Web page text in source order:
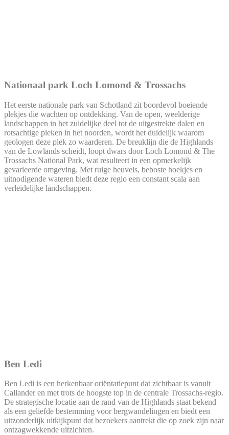
Nationaal park Loch Lomond & Trossachs
Het eerste nationale park van Schotland zit boordevol boeiende
plekjes die wachten op ontdekking. Van de open, weelderige
landschappen in het zuidelijke deel tot de uitgestrekte dalen en
rotsachtige pieken in het noorden, wordt het duidelijk waarom
geologen deze plek zo waarderen. De breuklijn die de Highlands
van de Lowlands scheidt, loopt dwars door Loch Lomond & The
Trossachs National Park, wat resulteert in een opmerkelijk
gevarieerde omgeving. Met ruige heuvels, beboste hoekjes en
uitnodigende wateren biedt deze regio een constant scala aan
verleidelijke landschappen.
Ben Ledi
Ben Ledi is een herkenbaar oriëntatiepunt dat zichtbaar is vanuit
Callander en met trots de hoogste top in de centrale Trossachs-regio.
De strategische locatie aan de rand van de Highlands staat bekend
als een geliefde bestemming voor bergwandelingen en biedt een
uitzonderlijk uitkijkpunt dat bezoekers aantrekt die op zoek zijn naar
ontzagwekkende uitzichten.